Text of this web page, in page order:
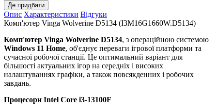
Де придбати
Опис Характеристики Відгуки
Комп'ютер Vinga Wolverine D5134 (I3M16G1660W.D5134)
Комп'ютер Vinga Wolverine D5134, з операційною системою
Windows 11 Home, об'єднує переваги ігрової платформи та
сучасної робочої станції. Це оптимальний варіант для
більшості актуальних ігор на середніх і високих
налаштуваннях графіки, а також повсякденних і робочих
завдань.
Процесори Intel Core i3-13100F